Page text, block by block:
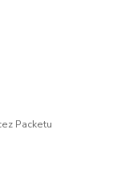
Packetu